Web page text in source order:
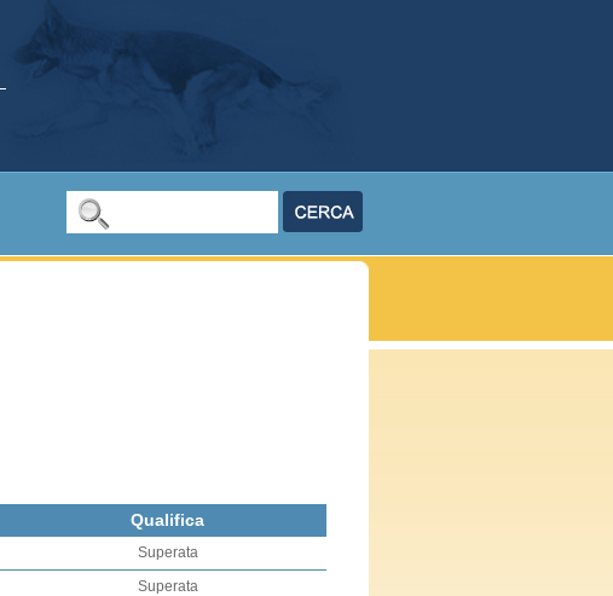
Qualifica
Superata
Superata